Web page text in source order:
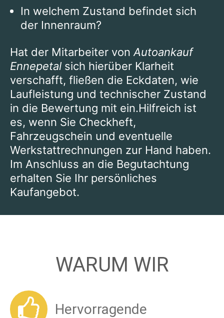
In welchem Zustand befindet sich
der Innenraum?
Hat der Mitarbeiter von Autoankauf
Ennepetal sich hierüber Klarheit
verschafft, fließen die Eckdaten, wie
Laufleistung und technischer Zustand
in die Bewertung mit ein.Hilfreich ist
es, wenn Sie Checkheft,
Fahrzeugschein und eventuelle
Werkstattrechnungen zur Hand haben.
Im Anschluss an die Begutachtung
erhalten Sie Ihr persönliches
Kaufangebot.
WARUM WIR
Hervorragende